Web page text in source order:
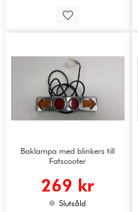
Baklampa med blinkers till
Fatscooter
269 kr
Slutsåld